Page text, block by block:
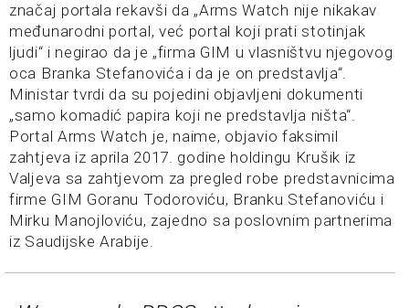
značaj portala rekavši da „Arms Watch nije nikakav
međunarodni portal, već portal koji prati stotinjak
ljudi“ i negirao da je „firma GIM u vlasništvu njegovog
oca Branka Stefanovića i da je on predstavlja“.
Ministar tvrdi da su pojedini objavljeni dokumenti
„samo komadić papira koji ne predstavlja ništa“.
Portal Arms Watch je, naime, objavio faksimil
zahtjeva iz aprila 2017. godine holdingu Krušik iz
Valjeva sa zahtjevom za pregled robe predstavnicima
firme GIM Goranu Todoroviću, Branku Stefanoviću i
Mirku Manojloviću, zajedno sa poslovnim partnerima
iz Saudijske Arabije.